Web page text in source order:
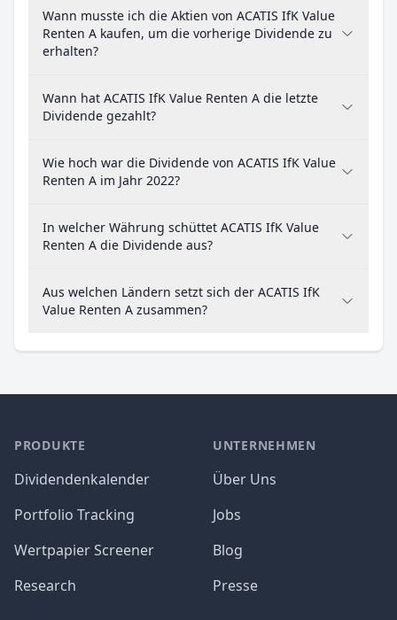
Wann musste ich die Aktien von ACATIS IfK Value
Renten A kaufen, um die vorherige Dividende zu
erhalten?
Wann hat ACATIS IfK Value Renten A die letzte
Dividende gezahlt?
Wie hoch war die Dividende von ACATIS IfK Value
Renten A im Jahr 2022?
In welcher Währung schüttet ACATIS IfK Value
Renten A die Dividende aus?
Aus welchen Ländern setzt sich der ACATIS IfK
Value Renten A zusammen?
PRODUKTE
Dividendenkalender
Portfolio Tracking
Wertpapier Screener
Research
UNTERNEHMEN
Über Uns
Jobs
Blog
Presse